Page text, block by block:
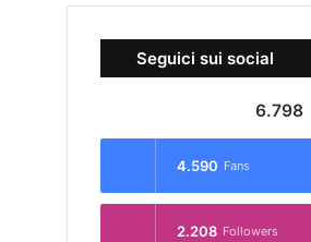
Seguici sui social
6.798
4.590 Fans
2.208 Followers